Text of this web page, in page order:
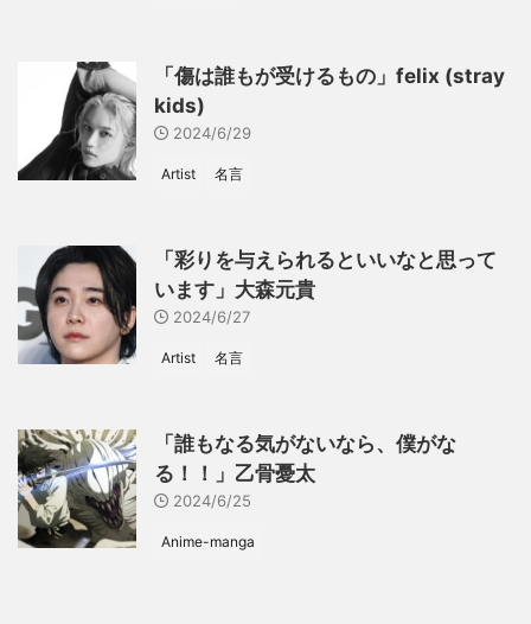
「傷は誰もが受けるもの」felix (stray
kids)
2024/6/29
Artist 名言
「彩りを与えられるといいなと思って
います」大森元貴
2024/6/27
Artist 名言
「誰もなる気がないなら、僕がな
る！！」乙骨憂太
2024/6/25
Anime-manga